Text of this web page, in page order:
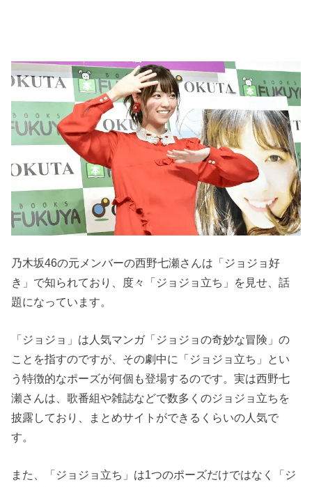
乃木坂46の元メンバーの西野七瀬さんは「ジョジョ好
き」で知られており、度々「ジョジョ立ち」を見せ、話
題になっています。
「ジョジョ」は人気マンガ「ジョジョの奇妙な冒険」の
ことを指すのですが、その劇中に「ジョジョ立ち」とい
う特徴的なポーズが何個も登場するのです。実は西野七
瀬さんは、歌番組や雑誌などで数多くのジョジョ立ちを
披露しており、まとめサイトができるくらいの人気で
す。
また、「ジョジョ立ち」は1つのポーズだけではなく「ジ